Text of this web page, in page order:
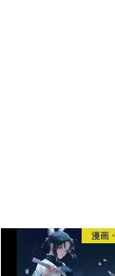
漫画